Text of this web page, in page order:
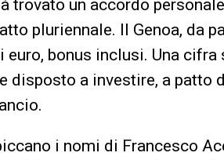
trovato un accordo
pluriennale. Il Genoa, da
bonus inclusi. Una
disposto a investire, a patto
i nomi di Francesco